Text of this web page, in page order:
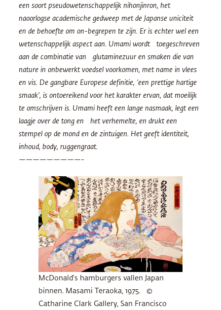
een soort pseudowetenschappelijk nihonjinron, het
naoorlogse academische gedweep met de Japanse uniciteit
en de behoefte om on-begrepen te zijn. Er is echter wel een
wetenschappelijk aspect aan. Umami wordt toegeschreven
aan de combinatie van glutaminezuur en smaken die van
nature in onbewerkt voedsel voorkomen, met name in vlees
en vis. De gangbare Europese definitie, ‘een prettige hartige
smaak’, is ontoereikend voor het karakter ervan, dat moeilijk
te omschrijven is. Umami heeft een lange nasmaak, legt een
laagje over de tong en het verhemelte, en drukt een
stempel op de mond en de zintuigen. Het geeft identiteit,
inhoud, body, ruggengraat.
—————————-
McDonald’s hamburgers vallen Japan
binnen. Masami Teraoka, 1975. ©
Catharine Clark Gallery, San Francisco